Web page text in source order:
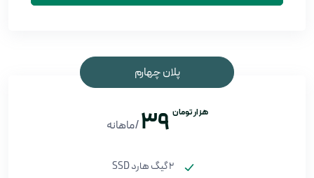
پلان چهارم
هزار تومان 39/ماهانه
2 گیگ هارد SSD